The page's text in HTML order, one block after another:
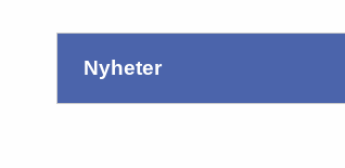
nyheter